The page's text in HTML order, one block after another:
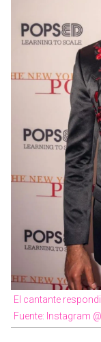
El cantante
Fuente: Instagram